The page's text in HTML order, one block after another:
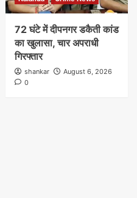
72 घंटे में दीपनगर डकैती कांड
का खुलासा, चार अपराधी
गिरफ्तार
shankar
August 6, 2026
0